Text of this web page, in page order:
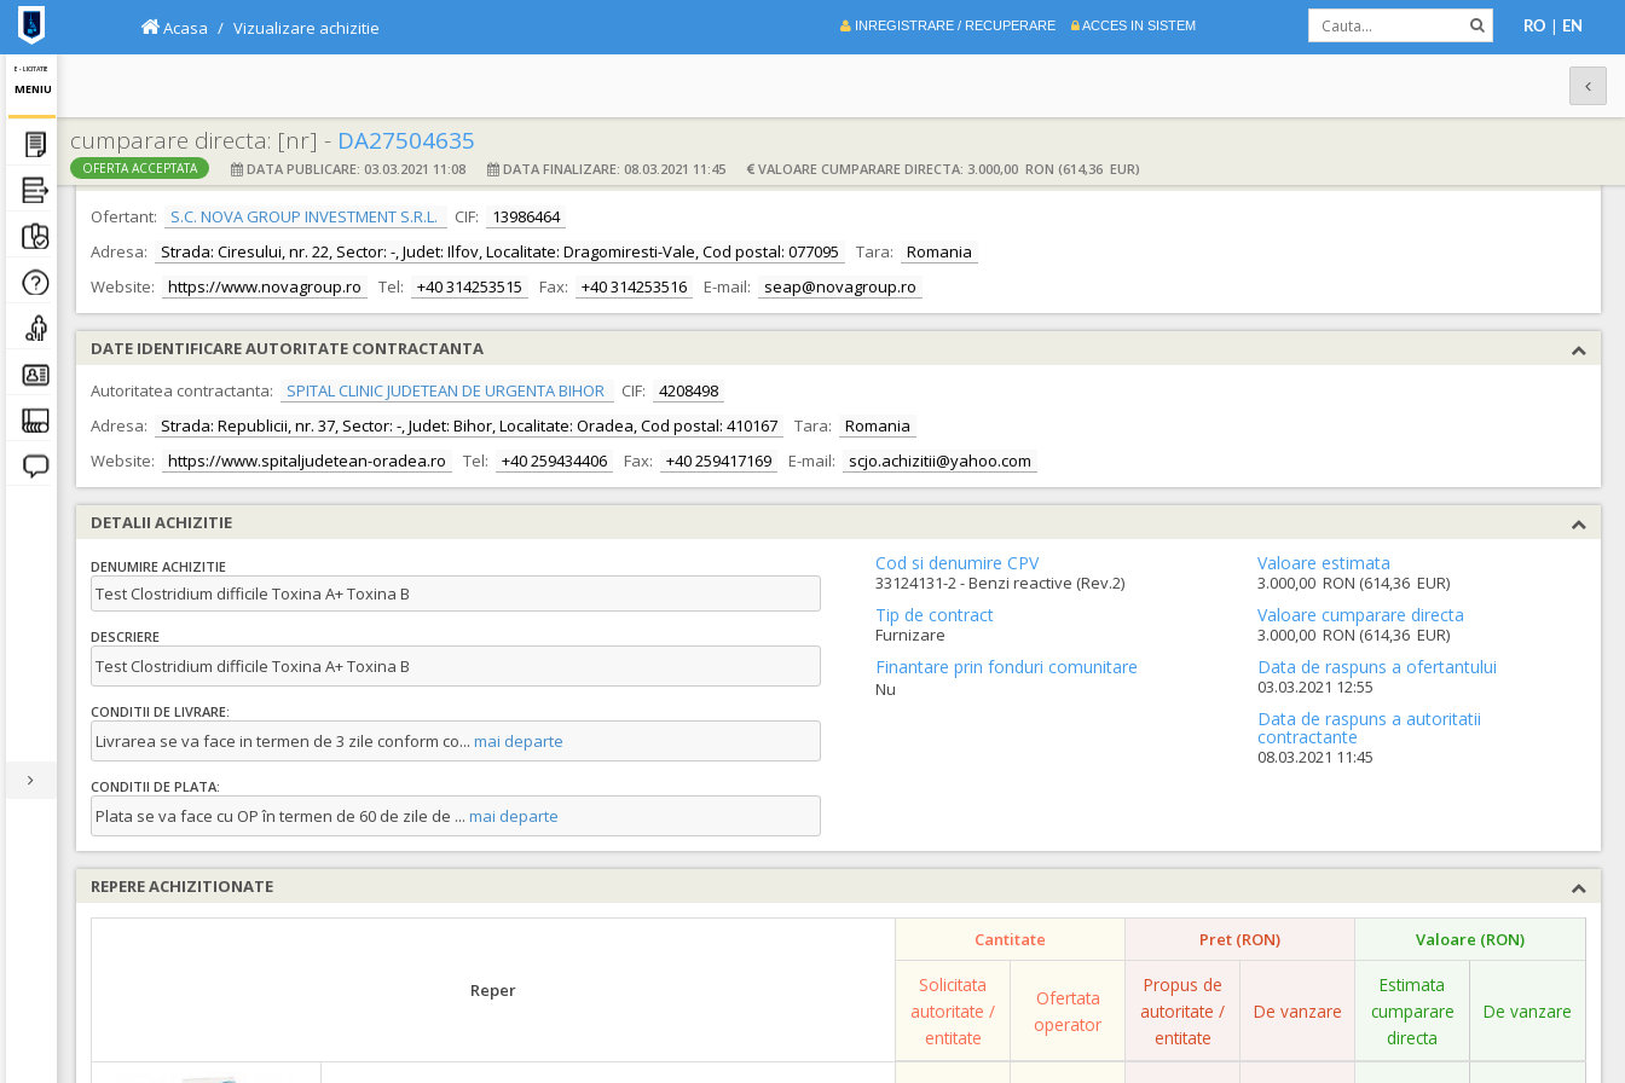
E - LICITATIE
MENIU
INREGISTRARE / RECUPERARE ACCES IN SISTEM RO | EN
Acasa Vizualizare achizitie
cumparare directa: [nr] - DA27504635
OFERTA ACCEPTATA DATA PUBLICARE: 03.03.2021 11:08 DATA FINALIZARE: 08.03.2021 11:45 VALOARE CUMPARARE DIRECTA: 3.000,00 RON (614,36 EUR)
DATE IDENTIFICARE OFERTANT
Ofertant:
S.C. NOVA GROUP INVESTMENT S.R.L. CIF:
13986464
Adresa:
Strada: Ciresului, nr. 22, Sector: -, Judet: Ilfov, Localitate: Dragomiresti-Vale, Cod postal: 077095 Tara:
Romania
Website:
https://www.novagroup.ro Tel: +40 314253515 Fax: +40 314253516 E-mail: seap@novagroup.ro
DATE IDENTIFICARE AUTORITATE CONTRACTANTA
Autoritatea contractanta:
SPITAL CLINIC JUDETEAN DE URGENTA BIHOR CIF:
4208498
Adresa:
Strada: Republicii, nr. 37, Sector: -, Judet: Bihor, Localitate: Oradea, Cod postal: 410167 Tara:
Romania
Website:
https://www.spitaljudetean-oradea.ro Tel: +40 259434406 Fax: +40 259417169 E-mail: scjo.achizitii@yahoo.com
DETALII ACHIZITIE
DENUMIRE ACHIZITIE
Test Clostridium difficile Toxina A+ Toxina B
DESCRIERE
Test Clostridium difficile Toxina A+ Toxina B
CONDITII DE LIVRARE:
Livrarea se va face in termen de 3 zile conform co... mai departe
CONDITII DE PLATA:
Plata se va face cu OP în termen de 60 de zile de ... mai departe
Cod si denumire CPV
33124131-2 - Benzi reactive (Rev.2)
Tip de contract
Furnizare
Finantare prin fonduri comunitare
Nu
Valoare estimata
3.000,00 RON (614,36 EUR)
Valoare cumparare directa
3.000,00 RON (614,36 EUR)
Data de raspuns a ofertantului
03.03.2021 12:55
Data de raspuns a autoritatii
contractante
08.03.2021 11:45
REPERE ACHIZITIONATE
Reper
Cantitate Pret (RON) Valoare (RON)
Solicitata
autoritate /
entitate
Ofertata
operator
Propus de
autoritate /
entitate
De vanzare
Estimata
cumparare
directa
De vanzare